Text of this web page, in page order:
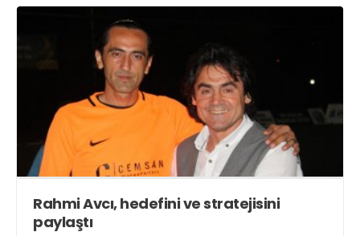
Rahmi Avcı, hedefini ve stratejisini
paylaştı